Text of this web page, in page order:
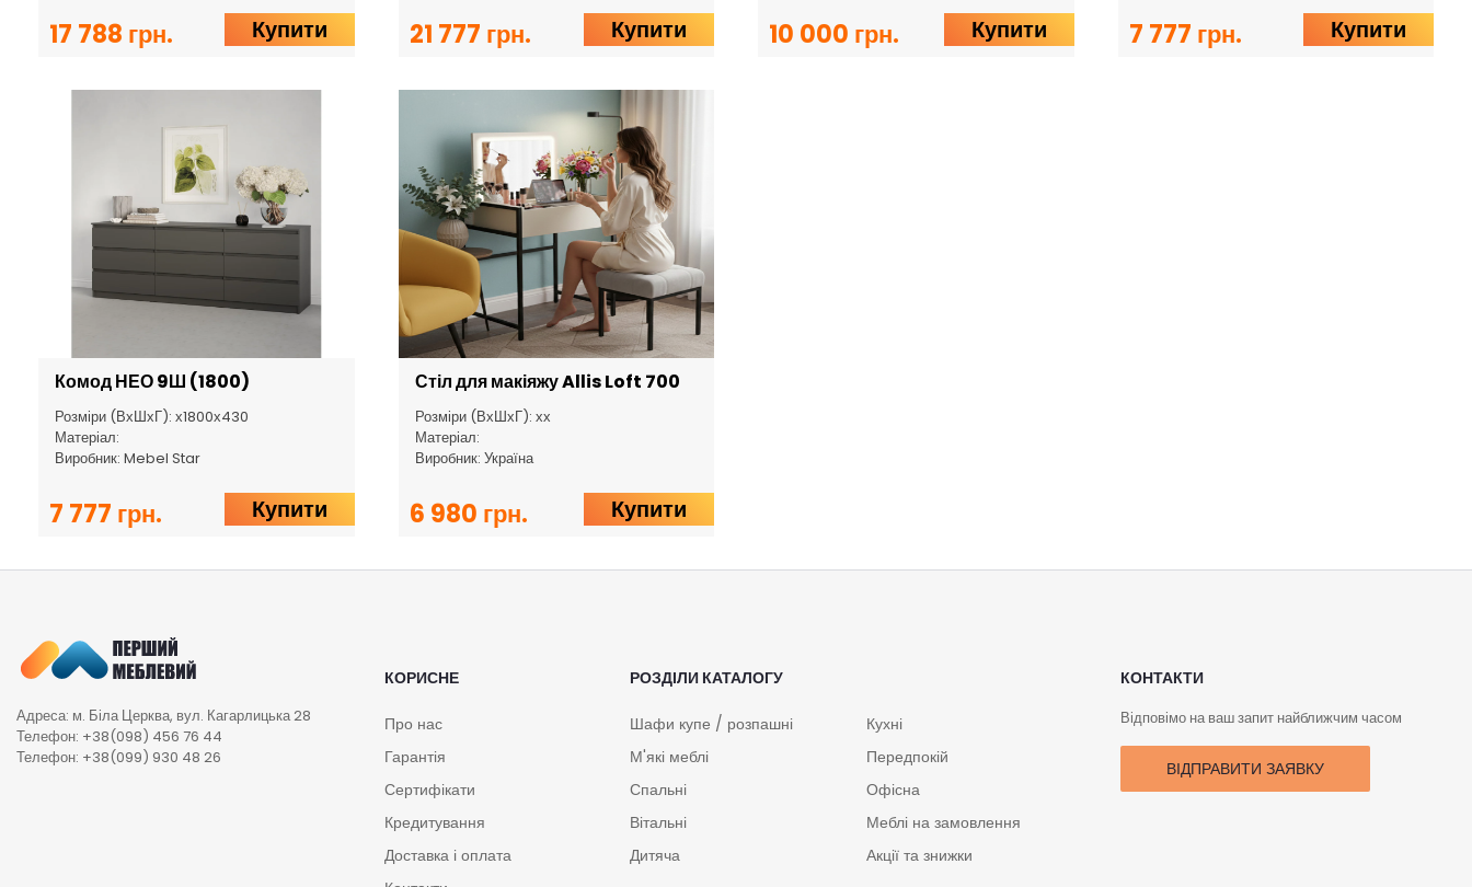
17 788 грн. Купити 21 777 грн. Купити 10 000 грн. Купити 7 777 грн. Купити
Комод НЕО 9Ш (1800)
Розміри (ВхШхГ): х1800х430
Матеріал:
Виробник: Mebel Star
7 777 грн. Купити
Стіл для макіяжу Allis Loft 700
Розміри (ВхШхГ): хх
Матеріал:
Виробник: Україна
6 980 грн. Купити
Адреса: м. Біла Церква, вул. Кагарлицька 28
Телефон: +38(098) 456 76 44
Телефон: +38(099) 930 48 26
КОРИСНЕ
Про нас
Гарантія
Сертифікати
Кредитування
Доставка і оплата
РОЗДІЛИ КАТАЛОГУ
Шафи купе / розпашні
М'які меблі
Спальні
Вітальні
Дитяча
Кухні
Передпокій
Офісна
Меблі на замовлення
Акції та знижки
КОНТАКТИ
Відповімо на ваш запит найближчим часом
ВІДПРАВИТИ ЗАЯВКУ